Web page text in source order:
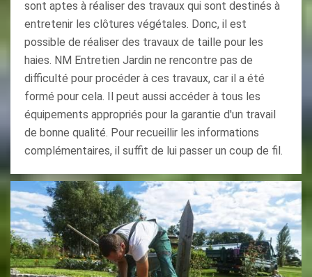
sont aptes à réaliser des travaux qui sont destinés à
entretenir les clôtures végétales. Donc, il est
possible de réaliser des travaux de taille pour les
haies. NM Entretien Jardin ne rencontre pas de
difficulté pour procéder à ces travaux, car il a été
formé pour cela. Il peut aussi accéder à tous les
équipements appropriés pour la garantie d'un travail
de bonne qualité. Pour recueillir les informations
complémentaires, il suffit de lui passer un coup de fil.